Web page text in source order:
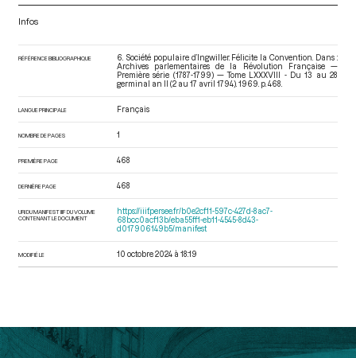
Infos
RÉFÉRENCE BIBLIOGRAPHIQUE
6. Société populaire d’Ingwiller. Félicite la Convention. Dans :
Archives parlementaires de la Révolution Française —
Première série (1787-1799) — Tome LXXXVIII - Du 13 au 28
germinal an II (2 au 17 avril 1794) . 1969. p. 468.
LANGUE PRINCIPALE Français
NOMBRE DE PAGES 1
PREMIÈRE PAGE 468
DERNIÈRE PAGE 468
URI DU MANIFEST IIIF DU VOLUME
CONTENANT LE DOCUMENT
https://iiif.persee.fr/b0e2cf11-597c-427d-8ac7-
68bcc0acf13b/eba55ff1-eb11-4545-8d43-
d017906149b5/manifest
MODIFIÉ LE 10 octobre 2024 à 18:19